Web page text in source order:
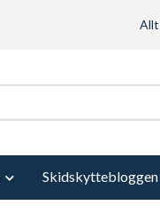
Skidskyttebloggen